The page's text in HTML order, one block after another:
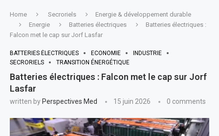
Home Secroriels
Energie & développement durable
Energie
Batteries électriques
Batteries électriques :
Falcon met le cap sur Jorf Lasfar
BATTERIES ÉLECTRIQUES ECONOMIE
INDUSTRIE
SECRORIELS
TRANSITION ÉNERGÉTIQUE
Batteries électriques : Falcon met le cap sur Jorf
Lasfar
written by Perspectives Med 15 juin 2026 0 comments